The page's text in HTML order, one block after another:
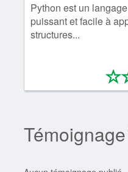
Python est un
puissant et facile à
structures...
Témoignage